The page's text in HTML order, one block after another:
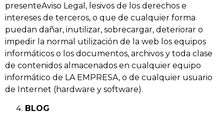
presenteAviso Legal, lesivos de los derechos e
intereses de terceros, o que de cualquier forma
puedan dañar, inutilizar, sobrecargar, deteriorar o
impedir la normal utilización de la web los equipos
informáticos o los documentos, archivos y toda clase
de contenidos almacenados en cualquier equipo
informático de LA EMPRESA, o de cualquier usuario
de Internet (hardware y software).
BLOG